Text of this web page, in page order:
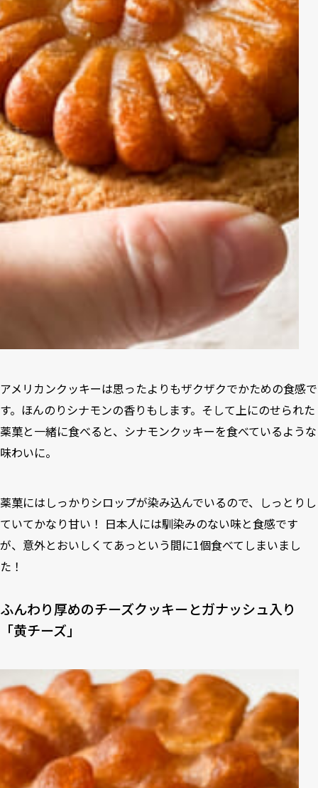
アメリカンクッキーは思ったよりもザクザクでかための食感で
す。ほんのりシナモンの香りもします。そして上にのせられた
薬菓と一緒に食べると、シナモンクッキーを食べているような
味わいに。
薬菓にはしっかりシロップが染み込んでいるので、しっとりし
ていてかなり甘い！ 日本人には馴染みのない味と食感です
が、意外とおいしくてあっという間に1個食べてしまいまし
た！
ふんわり厚めのチーズクッキーとガナッシュ入り
「黄チーズ」